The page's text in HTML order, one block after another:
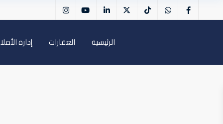
الرئيسية العقارات إدارة